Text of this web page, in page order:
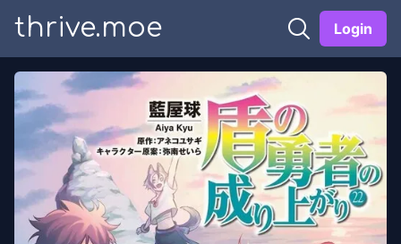
thrive.moe Login